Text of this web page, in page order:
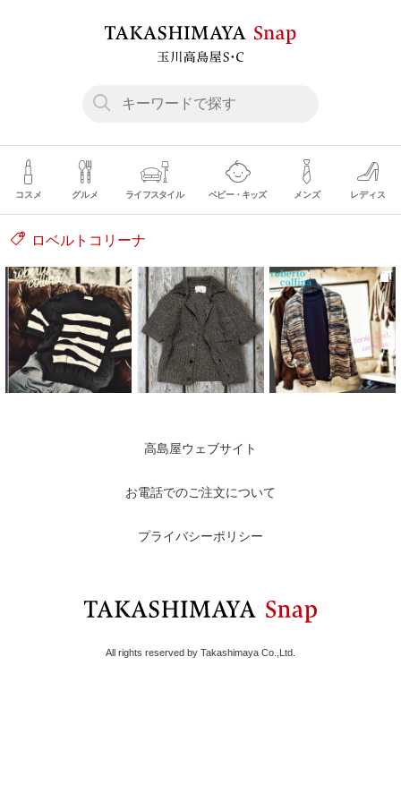
コスメ グルメ ライフスタイル ベビー・キッズ メンズ レディス
ロベルトコリーナ
高島屋ウェブサイト
お電話でのご注文について
プライバシーポリシー
All rights reserved by Takashimaya Co.,Ltd.